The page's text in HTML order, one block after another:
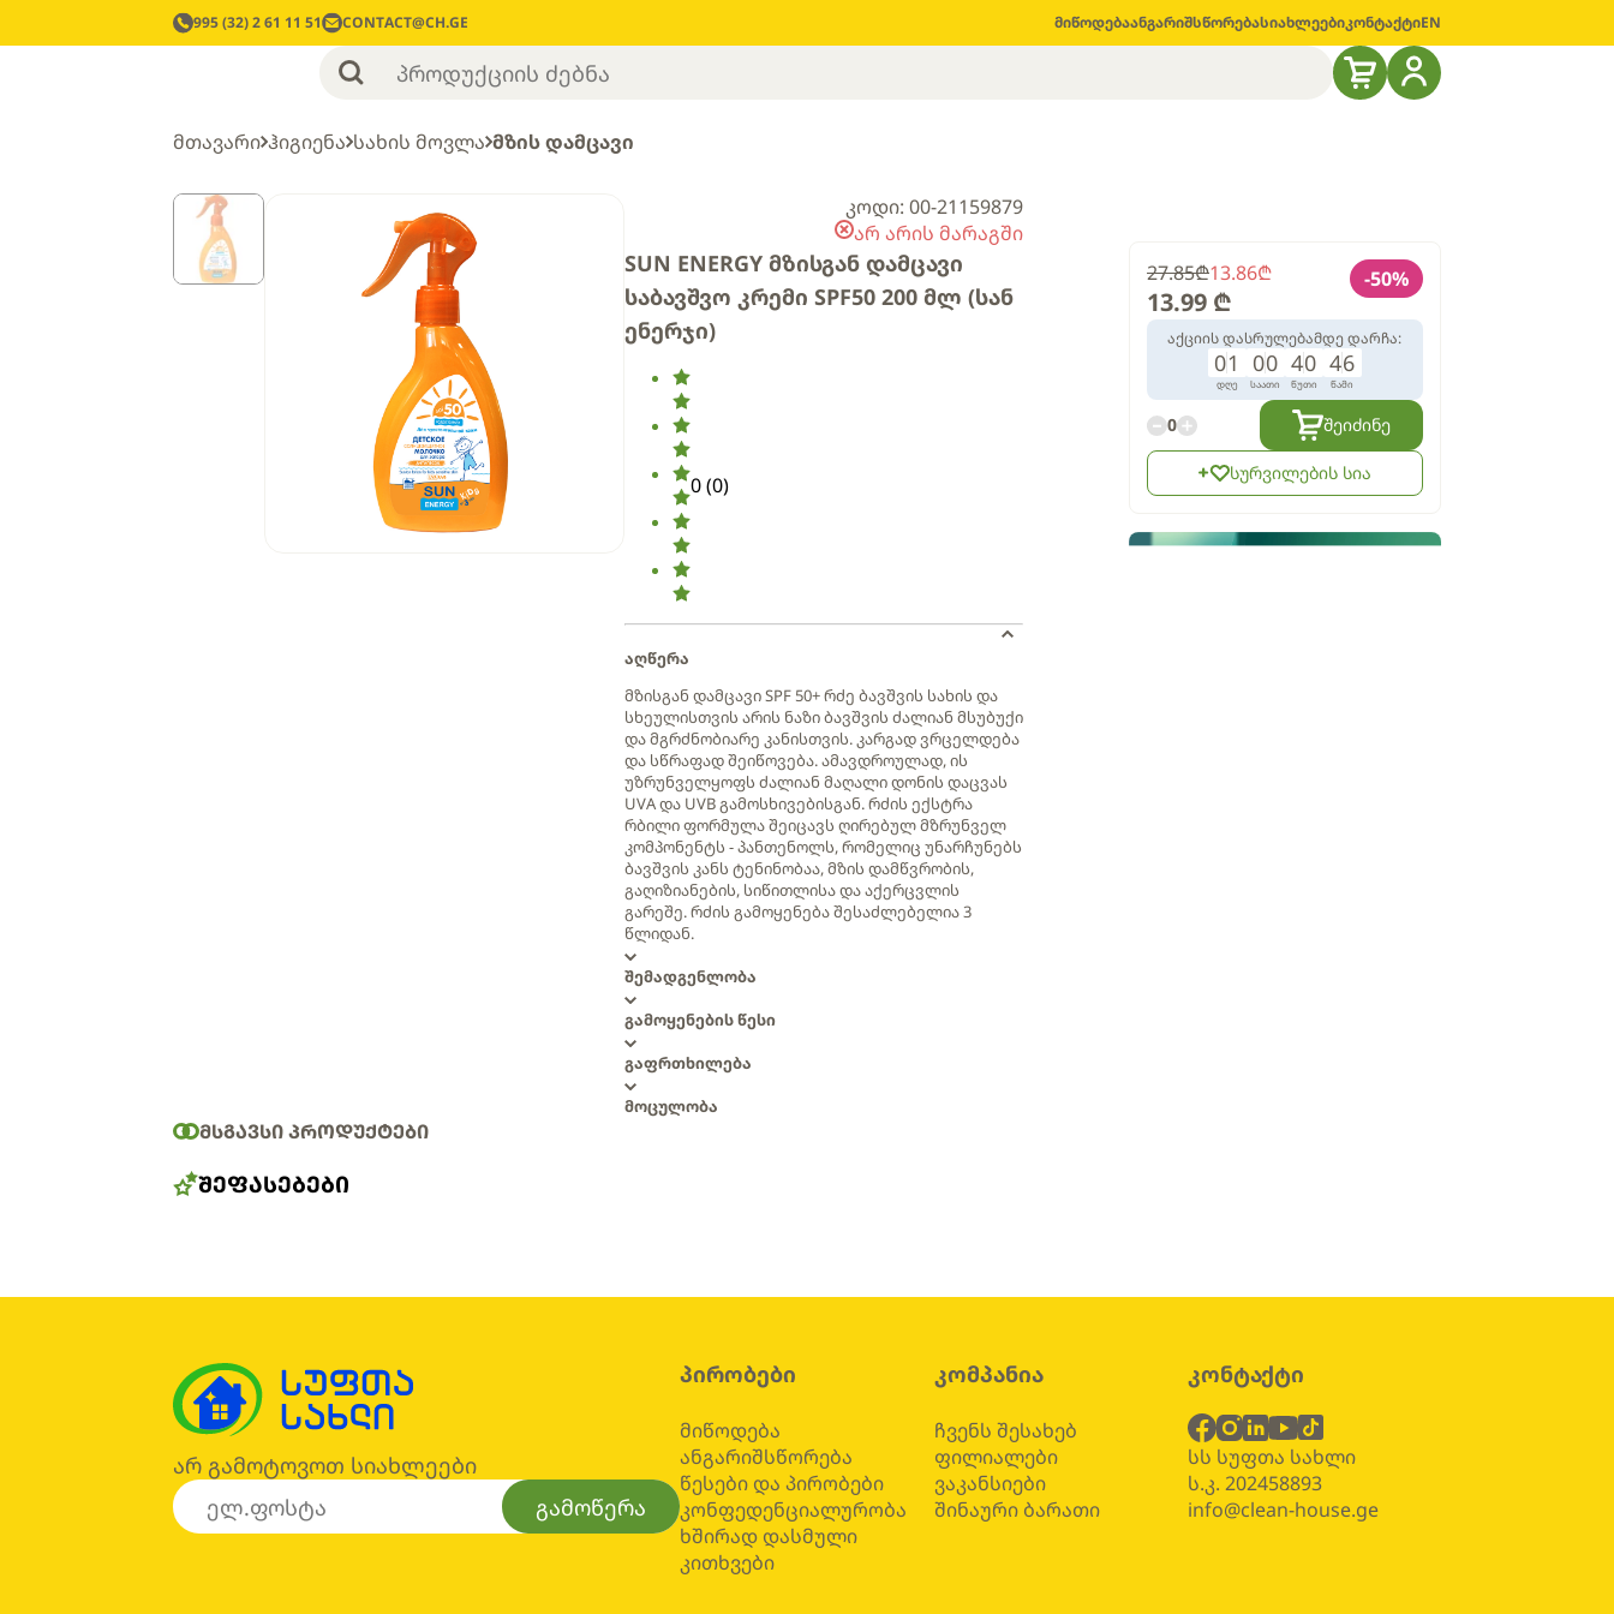
995 (32) 2 61 11 51 CONTACT@CH.GE მიწოდებაანგარიშსწორებასიახლეებიკონტაქტიEN
მთავარი ჰიგიენა სახის მოვლა მზის დამცავი
კოდი: 00-21159879
არ არის მარაგში
SUN ENERGY მზისგან დამცავი
საბავშვო კრემი SPF50 200 მლ (სან
ენერჯი)
0(0)
აღწერა
მზისგან დამცავი SPF 50+ რძე ბავშვის სახის და
სხეულისთვის არის ნაზი ბავშვის ძალიან მსუბუქი
და მგრძნობიარე კანისთვის. კარგად ვრცელდება
და სწრაფად შეიწოვება. ამავდროულად, ის
უზრუნველყოფს ძალიან მაღალი დონის დაცვას
UVA და UVB გამოსხივებისგან. რძის ექსტრა
რბილი ფორმულა შეიცავს ღირებულ მზრუნველ
კომპონენტს - პანთენოლს, რომელიც უნარჩუნებს
ბავშვის კანს ტენინობაა, მზის დამწვრობის,
გაღიზიანების, სიწითლისა და აქერცვლის
გარეშე. რძის გამოყენება შესაძლებელია 3
წლიდან.
შემადგენლობა
გამოყენების წესი
გაფრთხილება
მოცულობა
ᲛᲡᲒᲐᲕᲡᲘ ᲞᲠᲝᲓᲣᲥᲢᲔᲑᲘ
ᲨᲔᲤᲐᲡᲔᲑᲔᲑᲘ
27.85₾13.86₾
13.99₾
-50%
აქციის დასრულებამდე დარჩა:
01
დღე
00
საათი
40
წუთი
45
წამი
0 შეიძინე
სურვილების სია
არ გამოტოვოთ სიახლეები
გამოწერა
პირობები
მიწოდება
ანგარიშსწორება
წესები და პირობები
კონფედენციალურობა
ხშირად დასმული
კითხვები
კომპანია
ჩვენს შესახებ
ფილიალები
ვაკანსიები
შინაური ბარათი
კონტაქტი
სს სუფთა სახლი
ს.კ. 202458893
info@clean-house.ge